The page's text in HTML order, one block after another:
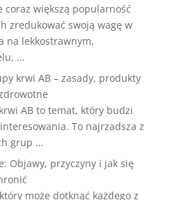
coraz większą popularność
zredukować swoją wagę w
na lekkostrawnym,
…
krwi AB – zasady, produkty
AB to temat, który budzi
To najrzadsza z
grup …
Objawy, przyczyny i jak się
może dotknąć każdego z